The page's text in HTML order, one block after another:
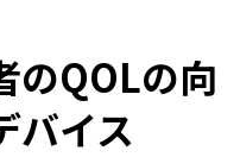
のQOLの向
バイス